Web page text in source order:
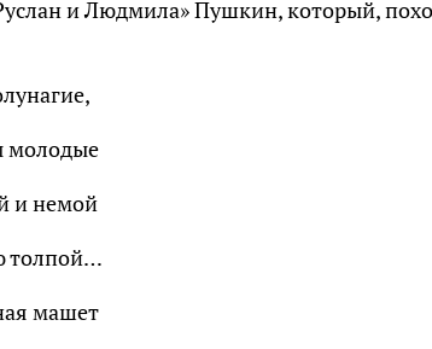
и Людмила» Пушкин, который,
молодые
и немой
толпой…
машет